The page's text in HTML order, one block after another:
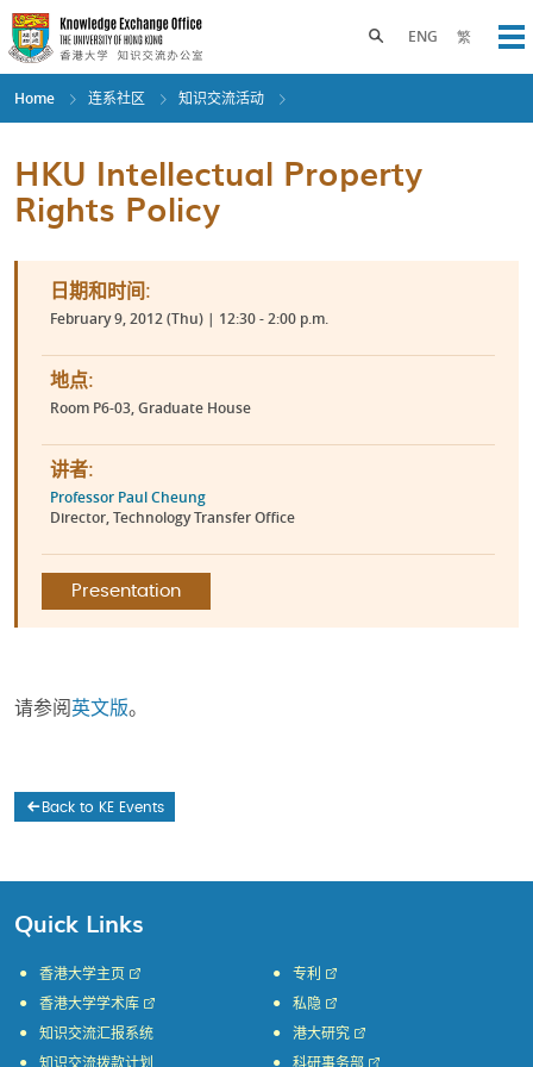
Skip
to
main
content
ENG 繁
Toggle search panel
Home 连系社区 知识交流活动
HKU Intellectual Property
Rights Policy
日期和时间:
February 9, 2012 (Thu) | 12:30 - 2:00 p.m.
地点:
Room P6-03, Graduate House
讲者:
Professor Paul Cheung
Director, Technology Transfer Office
Presentation
请参阅 英文版。
Back to KE Events
Quick Links
香港大学主页
香港大学学术库
知识交流汇报系统
知识交流拨款计划
专利
私隐
港大研究
科研事务部